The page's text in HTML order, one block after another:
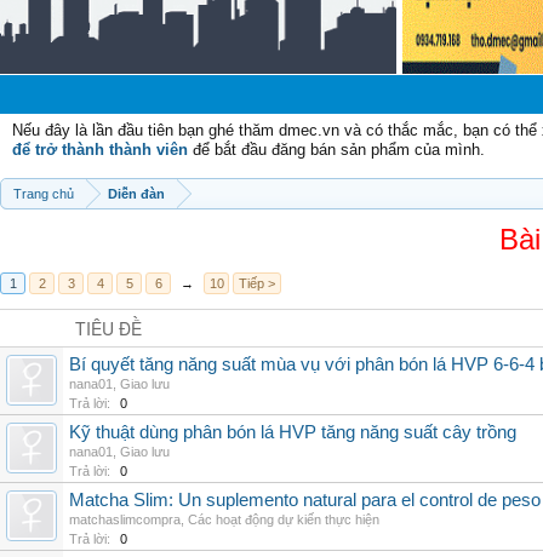
Nếu đây là lần đầu tiên bạn ghé thăm dmec.vn và có thắc mắc, bạn có
để trở thành thành viên để bắt đầu đăng bán sản phẩm của mình.
Trang chủ Diễn đàn
1 2 3 4 5 6 → 10 Tiếp >
TIÊU ĐỀ
Bí quyết tăng năng suất mùa vụ với phân bón lá HVP 6-6-4
nana01
Giao lưu
Trả lời:
0
Kỹ thuật dùng phân bón lá HVP tăng năng suất cây trồng
nana01
Giao lưu
Trả lời:
0
Matcha Slim: Un suplemento natural para el control de peso
matchaslimcompra Các hoạt động dự kiến thực hiện
Trả lời:
0